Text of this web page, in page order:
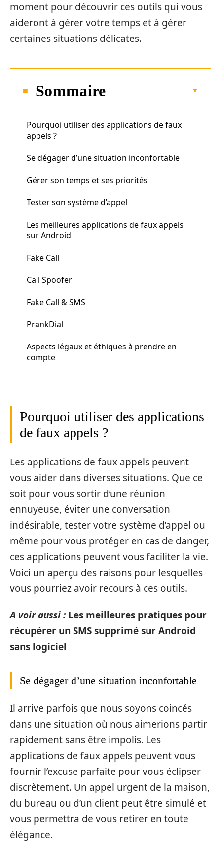
moment pour découvrir ces outils qui vous
aideront à gérer votre temps et à gérer
certaines situations délicates.
Sommaire
Pourquoi utiliser des applications de faux
appels ?
Se dégager d’une situation inconfortable
Gérer son temps et ses priorités
Tester son système d’appel
Les meilleures applications de faux appels
sur Android
Fake Call
Call Spoofer
Fake Call & SMS
PrankDial
Aspects légaux et éthiques à prendre en
compte
Pourquoi utiliser des applications
de faux appels ?
Les applications de faux appels peuvent
vous aider dans diverses situations. Que ce
soit pour vous sortir d’une réunion
ennuyeuse, éviter une conversation
indésirable, tester votre système d’appel ou
même pour vous protéger en cas de danger,
ces applications peuvent vous faciliter la vie.
Voici un aperçu des raisons pour lesquelles
vous pourriez avoir recours à ces outils.
A voir aussi : Les meilleures pratiques pour
récupérer un SMS supprimé sur Android
sans logiciel
Se dégager d’une situation inconfortable
Il arrive parfois que nous soyons coincés
dans une situation où nous aimerions partir
rapidement sans être impolis. Les
applications de faux appels peuvent vous
fournir l’excuse parfaite pour vous éclipser
discrètement. Un appel urgent de la maison,
du bureau ou d’un client peut être simulé et
vous permettra de vous retirer en toute
élégance.